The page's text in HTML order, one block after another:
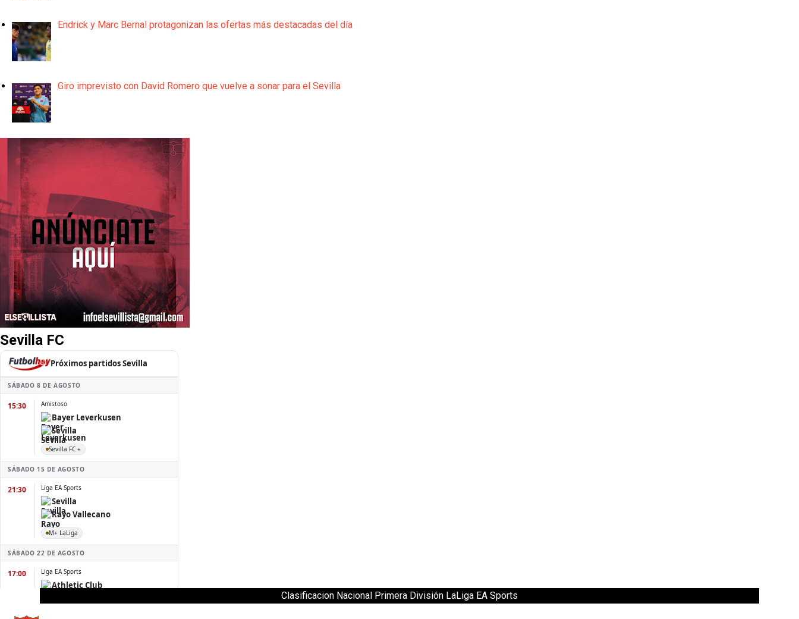
Endrick y Marc Bernal protagonizan las ofertas más destacadas del día
Giro imprevisto con David Romero que vuelve a sonar para el Sevilla
Sevilla FC
Clasificacion Nacional Primera División LaLiga EA Sports